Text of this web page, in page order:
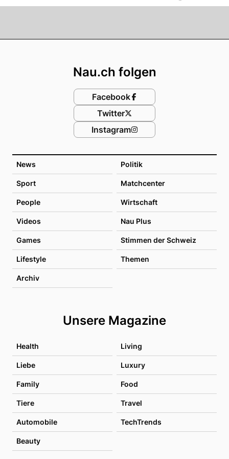
News Politik
Sport Matchcenter
People Wirtschaft
Videos Nau Plus
Games Stimmen der Schweiz
Lifestyle Themen
Archiv
Unsere Magazine
Health Living
Liebe Luxury
Family Food
Tiere Travel
Automobile TechTrends
Beauty
Nau.ch folgen
Facebook
Twitter
Instagram